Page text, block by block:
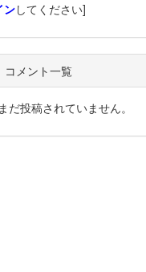
ンしてください]
コメント一覧
投稿されていません。